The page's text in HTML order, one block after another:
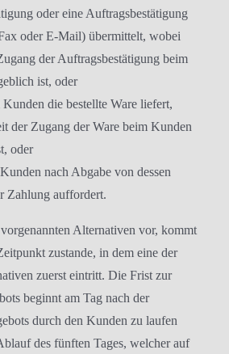
oder eine Auftragsbestätigung
oder E-Mail) übermittelt, wobei
der Auftragsbestätigung beim
ist, oder
die bestellte Ware liefert,
der Zugang der Ware beim Kunden
oder
nach Abgabe von dessen
Zahlung auffordert.
Alternativen vor, kommt
zustande, in dem eine der
zuerst eintritt. Die Frist zur
beginnt am Tag nach der
durch den Kunden zu laufen
des fünften Tages, welcher auf